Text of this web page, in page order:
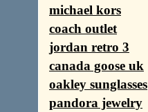
michael kors
coach outlet
jordan retro 3
canada goose uk
oakley sunglasses
pandora jewelry